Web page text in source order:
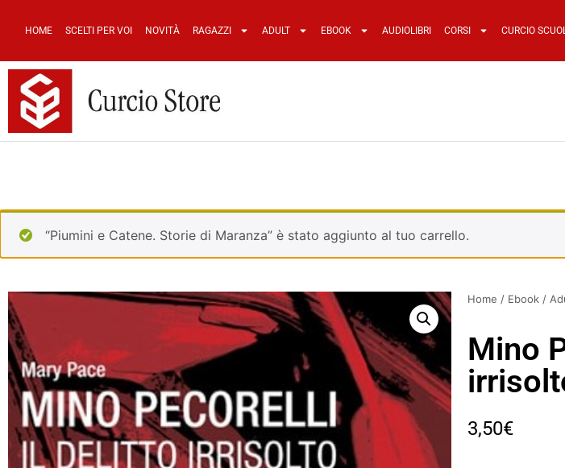
HOME SCELTI PER VOI NOVITÀ RAGAZZI ADULT EBOOK AUDIOLIBRI CORSI CURCIO
“Piumini e Catene. Storie di Maranza” è stato aggiunto al tuo carrello.
Home / Ebook /
Mino
3,50€